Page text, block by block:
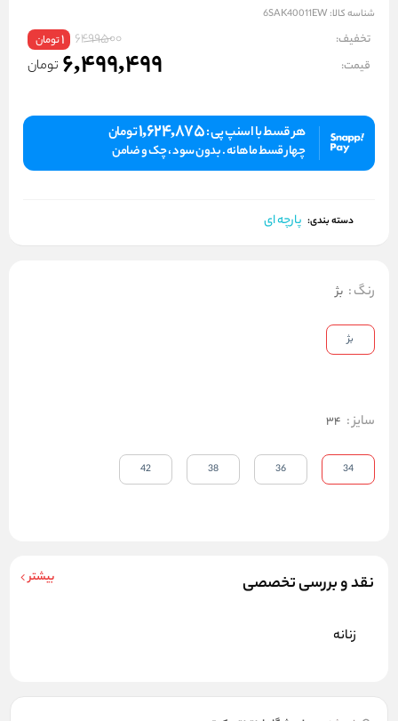
شناسه کالا: 6SAK40011EW
تخفیف: 6499500
1تومان
قیمت: 6,499,499 تومان
هر قسط با اسنپ پی :1,624,875تومان
چهار قسط ماهانه . بدون سود ، چک و ضامن
دسته بندی: پارچه ای
نقد و بررسی تخصصی بیشتر
زنانه
رنگ: بژ
بژ
سایز:
34
34
36
38
42